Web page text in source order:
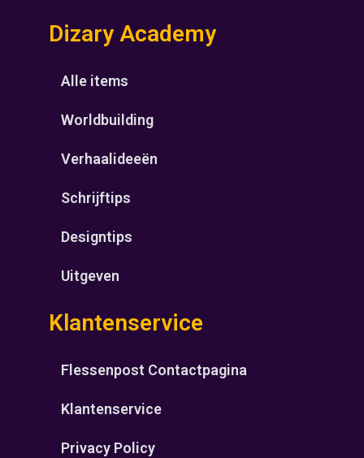
Dizary Academy
Alle items
Worldbuilding
Verhaalideeën
Schrijftips
Designtips
Uitgeven
Klantenservice
Flessenpost Contactpagina
Klantenservice
Privacy Policy